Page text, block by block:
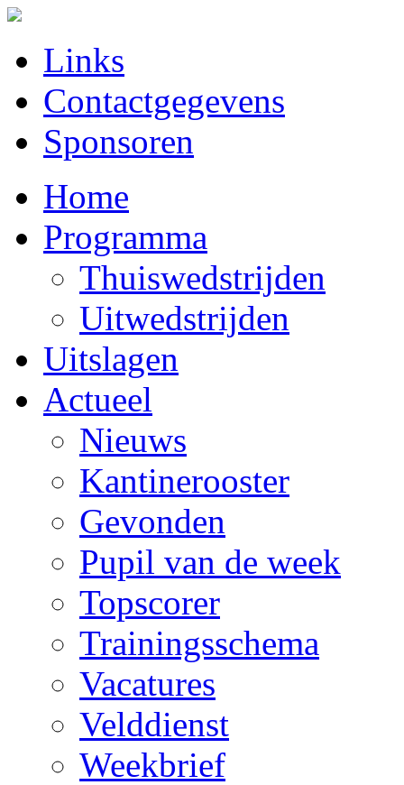
Links
Contactgegevens
Sponsoren
Home
Programma
Thuiswedstrijden
Uitwedstrijden
Uitslagen
Actueel
Nieuws
Kantinerooster
Gevonden
Pupil van de week
Topscorer
Trainingsschema
Vacatures
Velddienst
Weekbrief